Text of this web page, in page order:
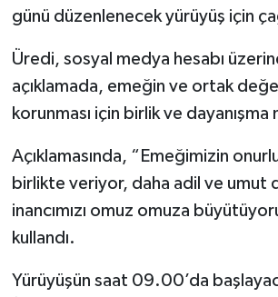
günü düzenlenecek yürüyüş için
Üredi, sosyal medya hesabı
açıklamada, emeğin ve ortak
korunması için birlik ve dayanışma
Açıklamasında, “Emeğimizin
birlikte veriyor, daha adil ve umut
inancımızı omuz omuza
kullandı.
Yürüyüşün saat 09.00’da